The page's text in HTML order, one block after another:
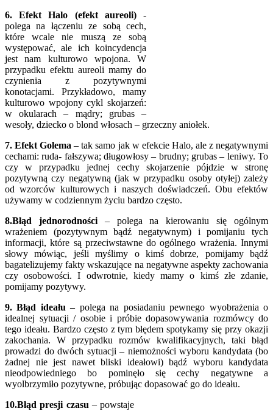
6. Efekt Halo (efekt aureoli) -
polega na łączeniu ze sobą cech,
które wcale nie muszą ze sobą
występować, ale ich koincydencja
jest nam kulturowo wpojona. W
przypadku efektu aureoli mamy do
czynienia z pozytywnymi
konotacjami. Przykładowo, mamy
kulturowo wpojony cykl skojarzeń:
w okularach – mądry; grubas –
wesoły, dziecko o blond włosach – grzeczny aniołek.
7. Efekt Golema– tak samo jak w efekcie Halo, ale z negatywnymi
cechami: ruda- fałszywa; długowłosy – brudny; grubas – leniwy. To
czy w przypadku jednej cechy skojarzenie pójdzie w stronę
pozytywną czy negatywną (jak w przypadku osoby otyłej) zależy
od wzorców kulturowych i naszych doświadczeń. Obu efektów
używamy w codziennym życiu bardzo często.
8.Błąd jednorodności– polega na kierowaniu się ogólnym
wrażeniem (pozytywnym bądź negatywnym) i pomijaniu tych
informacji, które są przeciwstawne do ogólnego wrażenia. Innymi
słowy mówiąc, jeśli myślimy o kimś dobrze, pomijamy bądź
bagatelizujemy fakty wskazujące na negatywne aspekty zachowania
czy osobowości. I odwrotnie, kiedy mamy o kimś złe zdanie,
pomijamy pozytywy.
9. Błąd ideału– polega na posiadaniu pewnego wyobrażenia o
idealnej sytuacji / osobie i próbie dopasowywania rozmówcy do
tego ideału. Bardzo często z tym błędem spotykamy się przy okazji
zakochania. W przypadku rozmów kwalifikacyjnych, taki błąd
prowadzi do dwóch sytuacji – niemożności wyboru kandydata (bo
żadnej nie jest nawet bliski ideałowi) bądź wyboru kandydata
nieodpowiedniego bo pominęło się cechy negatywne a
wyolbrzymiło pozytywne, próbując dopasować go do ideału.
10.Błąd presji czasu – powstaje